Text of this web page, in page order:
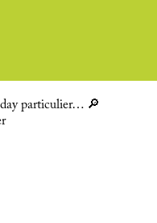
particulier… 🔎